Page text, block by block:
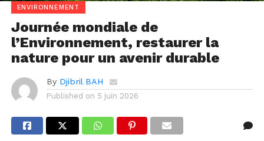
ENVIRONNEMENT
Journée mondiale de
l’Environnement, restaurer la
nature pour un avenir durable
By Djibril BAH
Published on 5 juin 2026